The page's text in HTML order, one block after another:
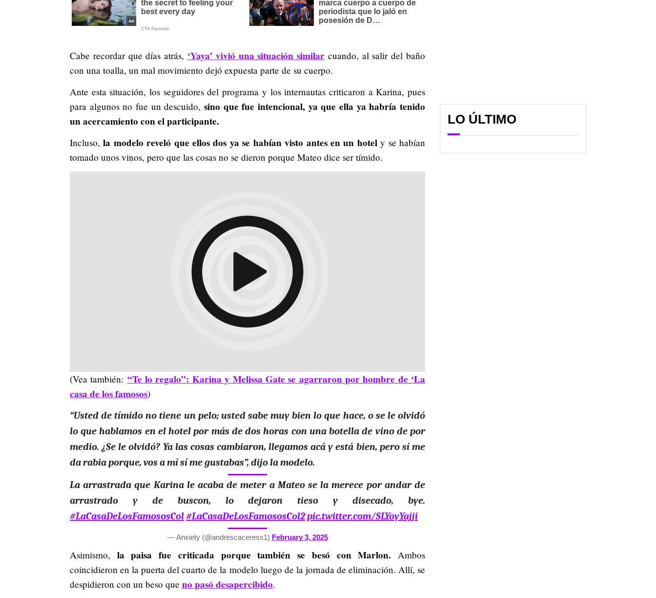
Cabe recordar que días atrás, ‘Yaya’ vivió una situación similar cuando, al salir del baño
con una toalla, un mal movimiento dejó expuesta parte de su cuerpo.
Ante esta situación, los seguidores del programa y los internautas criticaron a Karina, pues
para algunos no fue un descuido, sino que fue intencional, ya que ella ya habría tenido
un acercamiento con el participante.
Incluso,la modelo reveló que ellos dos ya se habían visto antes en un hotel y se habían
tomado unos vinos, pero que las cosas no se dieron porque Mateo dice ser tímido.
(Vea también: “Te lo regalo”: Karina y Melissa Gate se agarraron por hombre de ‘La
casa de los famosos)
“Usted de tímido no tiene un pelo; usted sabe muy bien lo que hace, o se le olvidó
lo que hablamos en el hotel por más de dos horas con una botella de vino de por
medio. ¿Se le olvidó? Ya las cosas cambiaron, llegamos acá y está bien, pero sí me
da rabia porque, vos a mí sí me gustabas”, dijo la modelo.
La arrastrada que Karina le acaba de meter a Mateo se la merece por andar de
arrastrado y de buscon, lo dejaron tieso y disecado, bye.
#LaCasaDeLosFamososCol#LaCasaDeLosFamososCol2pic.twitter.com/SLYoyYajji
— Anxiety (@andrescaceress1) February 3, 2025
Asimismo, la paisa fue criticada porque también se besó con Marlon. Ambos
coincidieron en la puerta del cuarto de la modelo luego de la jornada de eliminación. Allí, se
despidieron con un beso que no pasó desapercibido.
LO ÚLTIMO